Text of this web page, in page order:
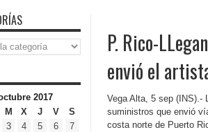
P. Rico-
envió el
Vega Alta, 5 sep (INS).-
suministros que envió
costa norte de Puerto
2017
M X J V
S
3 4 5 6
7